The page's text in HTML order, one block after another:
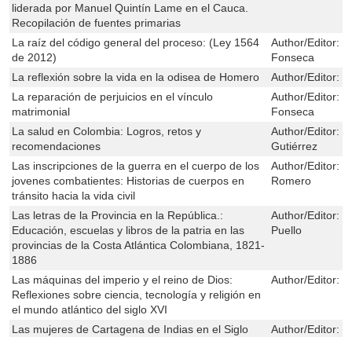
liderada por Manuel Quintín Lame en el Cauca.
Recopilación de fuentes primarias
La raíz del código general del proceso: (Ley 1564
de 2012)
Author/Editor:
Fonseca
La reflexión sobre la vida en la odisea de Homero
Author/Editor:
La reparación de perjuicios en el vínculo
matrimonial
Author/Editor:
Fonseca
La salud en Colombia: Logros, retos y
recomendaciones
Author/Editor:
Gutiérrez
Las inscripciones de la guerra en el cuerpo de los
jovenes combatientes: Historias de cuerpos en
tránsito hacia la vida civil
Author/Editor:
Romero
Las letras de la Provincia en la República.:
Educación, escuelas y libros de la patria en las
provincias de la Costa Atlántica Colombiana, 1821-
1886
Author/Editor:
Puello
Las máquinas del imperio y el reino de Dios:
Reflexiones sobre ciencia, tecnología y religión en
el mundo atlántico del siglo XVI
Author/Editor:
Las mujeres de Cartagena de Indias en el Siglo
Author/Editor: